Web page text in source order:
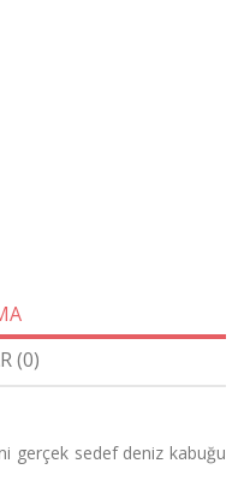
(0)
gerçek sedef deniz kabuğu